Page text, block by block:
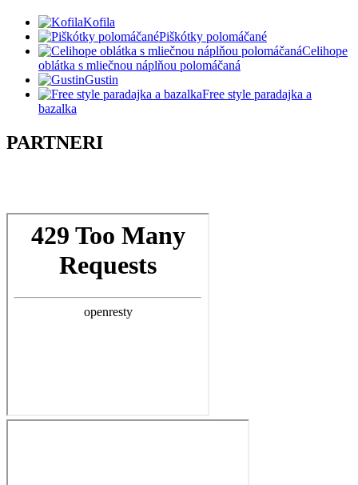
Kofila
Piškótky polomáčané
Celihope
oblátka s mliečnou náplňou polomáčaná
Gustin
Free style paradajka a
bazalka
PARTNERI